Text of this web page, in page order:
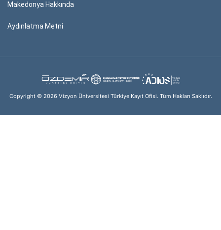
Makedonya Hakkında
Aydınlatma Metni
Copyright © 2026 Vizyon Üniversitesi Türkiye Kayıt Ofisi. Tüm Hakları Saklıdır.